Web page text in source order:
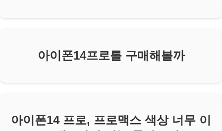
아이폰14프로를 구매해볼까
아이폰14 프로, 프로맥스 색상 너무 이